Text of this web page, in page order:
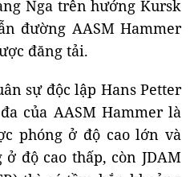
Nga trên hướng Kursk
đường AASM Hammer
đăng tải.
sự độc lập Hans Petter
của AASM Hammer là
phóng ở độ cao lớn và
độ cao thấp, còn JDAM